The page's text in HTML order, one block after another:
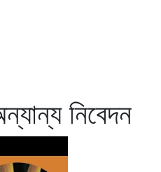
নিবেদন